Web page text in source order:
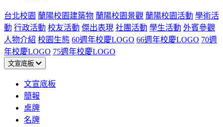
台北校園 蘭陽校園建築物 蘭陽校園景觀 蘭陽校園活動 學術活
動 行政活動 校友活動 傑出表現 社團活動 學生活動 外賓參觀
人物介紹 校園生態 60週年校慶LOGO 66週年校慶LOGO 70週
年校慶LOGO 75週年校慶LOGO
文宣底板
文宣底板
簡報
桌牌
名牌